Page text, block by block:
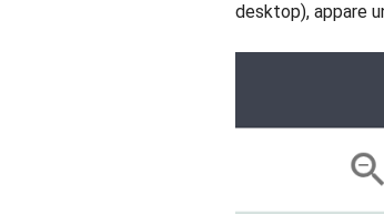
desktop), appare